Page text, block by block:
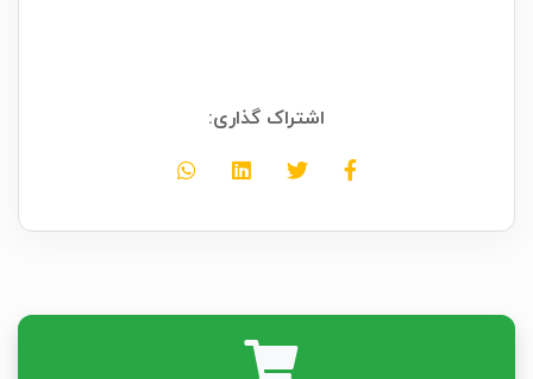
اشتراک گذاری: